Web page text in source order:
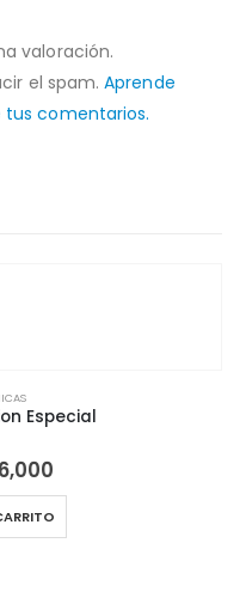
valoración.
el spam.Aprende
comentarios.
Especial
El
actual
es:
$16,000.